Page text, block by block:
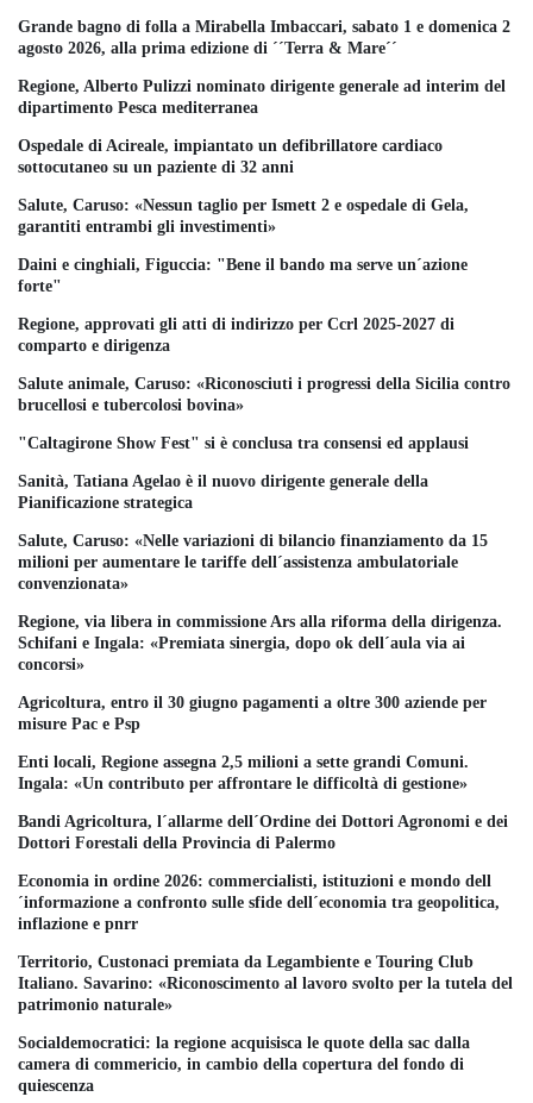
Grande bagno di folla a Mirabella Imbaccari, sabato 1 e domenica 2
agosto 2026, alla prima edizione di ´´Terra & Mare´´
Regione, Alberto Pulizzi nominato dirigente generale ad interim del
dipartimento Pesca mediterranea
Ospedale di Acireale, impiantato un defibrillatore cardiaco
sottocutaneo su un paziente di 32 anni
Salute, Caruso: «Nessun taglio per Ismett 2 e ospedale di Gela,
garantiti entrambi gli investimenti»
Daini e cinghiali, Figuccia: "Bene il bando ma serve un´azione
forte"
Regione, approvati gli atti di indirizzo per Ccrl 2025-2027 di
comparto e dirigenza
Salute animale, Caruso: «Riconosciuti i progressi della Sicilia contro
brucellosi e tubercolosi bovina»
"Caltagirone Show Fest" si è conclusa tra consensi ed applausi
Sanità, Tatiana Agelao è il nuovo dirigente generale della
Pianificazione strategica
Salute, Caruso: «Nelle variazioni di bilancio finanziamento da 15
milioni per aumentare le tariffe dell´assistenza ambulatoriale
convenzionata»
Regione, via libera in commissione Ars alla riforma della dirigenza.
Schifani e Ingala: «Premiata sinergia, dopo ok dell´aula via ai
concorsi»
Agricoltura, entro il 30 giugno pagamenti a oltre 300 aziende per
misure Pac e Psp
Enti locali, Regione assegna 2,5 milioni a sette grandi Comuni.
Ingala: «Un contributo per affrontare le difficoltà di gestione»
Bandi Agricoltura, l´allarme dell´Ordine dei Dottori Agronomi e dei
Dottori Forestali della Provincia di Palermo
Economia in ordine 2026: commercialisti, istituzioni e mondo dell
´informazione a confronto sulle sfide dell´economia tra geopolitica,
inflazione e pnrr
Territorio, Custonaci premiata da Legambiente e Touring Club
Italiano. Savarino: «Riconoscimento al lavoro svolto per la tutela del
patrimonio naturale»
Socialdemocratici: la regione acquisisca le quote della sac dalla
camera di commericio, in cambio della copertura del fondo di
quiescenza